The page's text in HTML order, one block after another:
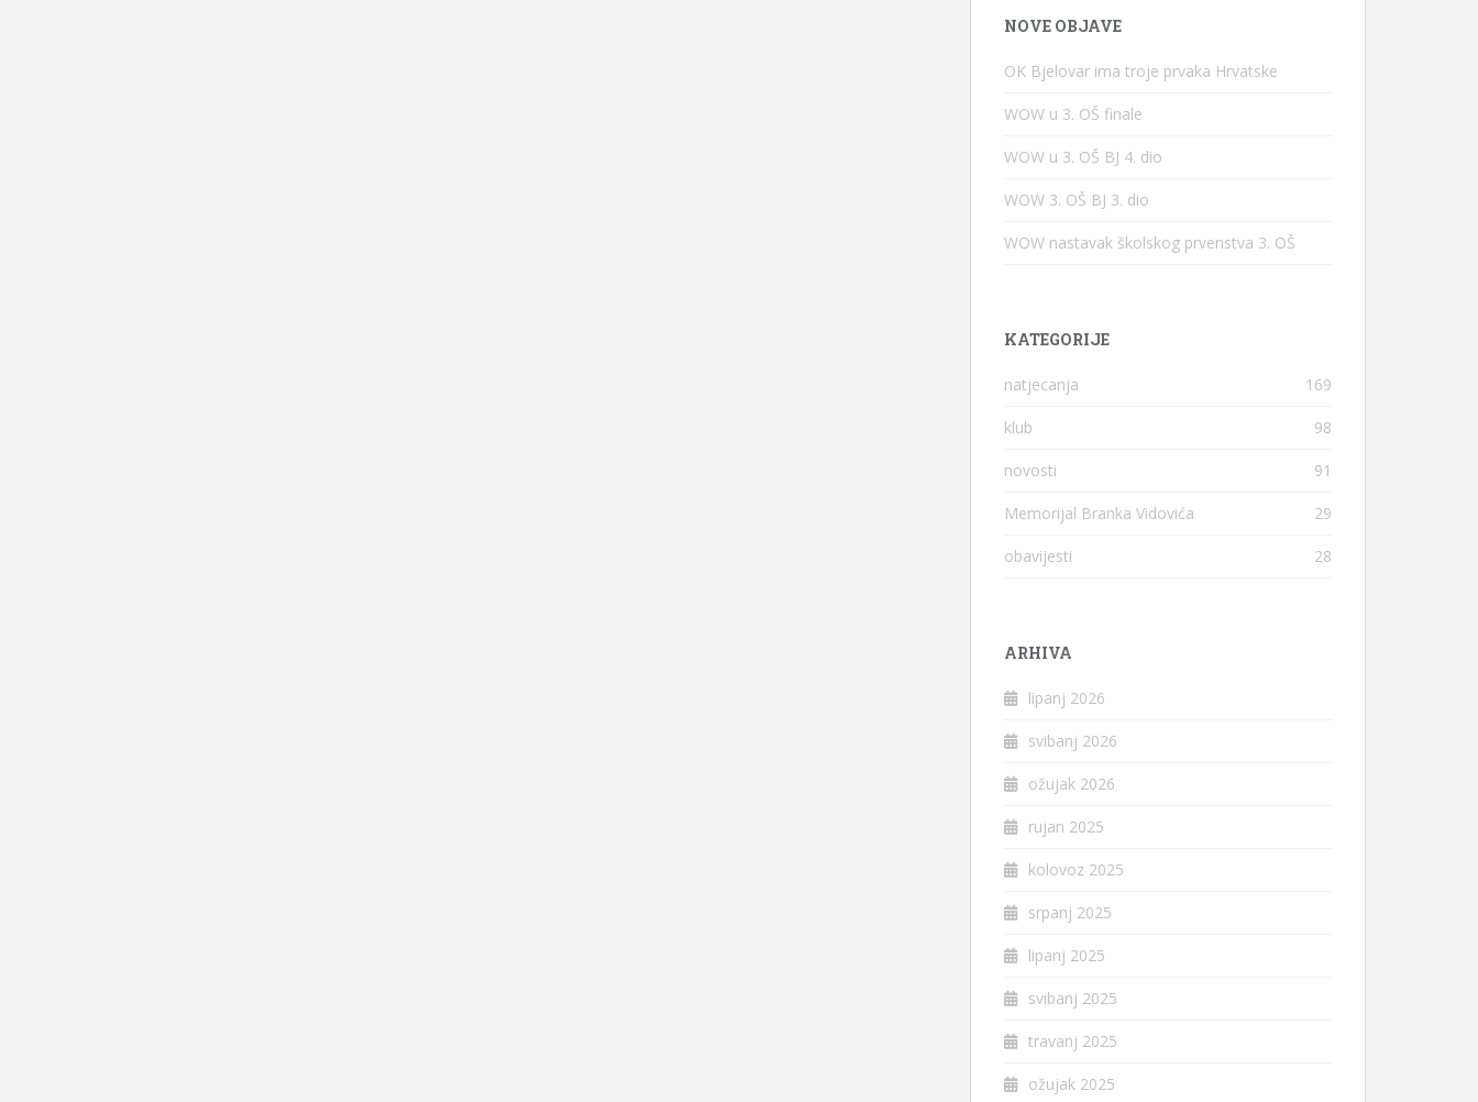
NOVE OBJAVE
OK Bjelovar ima troje prvaka Hrvatske
WOW u 3. OŠ finale
WOW u 3. OŠ BJ 4. dio
WOW 3. OŠ BJ 3. dio
WOW nastavak školskog prvenstva 3. OŠ
KATEGORIJE
natjecanja 169
klub 98
novosti 91
Memorijal Branka Vidovića 29
obavijesti 28
ARHIVA
lipanj 2026
svibanj 2026
ožujak 2026
rujan 2025
kolovoz 2025
srpanj 2025
lipanj 2025
svibanj 2025
travanj 2025
ožujak 2025